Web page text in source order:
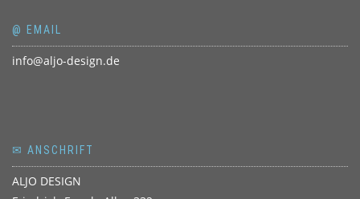
@ EMAIL
info@aljo-design.de
✉ ANSCHRIFT
ALJO DESIGN